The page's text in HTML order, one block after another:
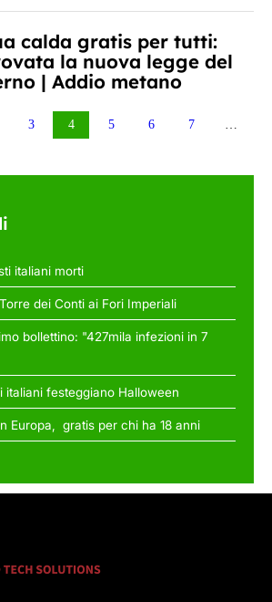
calda gratis per tutti:
la nuova legge del
| Addio metano
3 4 5 6 7
…
italiani morti
dei Conti ai Fori Imperiali
bollettino: "427mila infezioni in 7
italiani festeggiano Halloween
Europa, gratis per chi ha 18 anni